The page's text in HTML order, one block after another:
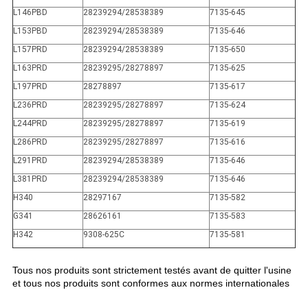
L146PBD
28239294/28538389
7135-645
L153PBD
28239294/28538389
7135-646
L157PRD
28239294/28538389
7135-650
L163PRD
28239295/28278897
7135-625
L197PRD
28278897
7135-617
L236PRD
28239295/28278897
7135-624
L244PRD
28239295/28278897
7135-619
L286PRD
28239295/28278897
7135-616
L291PRD
28239294/28538389
7135-646
L381PRD
28239294/28538389
7135-646
H340
28297167
7135-582
G341
28626161
7135-583
H342
9308-625C 7135-581
Tous nos produits sont strictement testés avant de quitter l'usine
et tous nos produits sont conformes aux normes internationales